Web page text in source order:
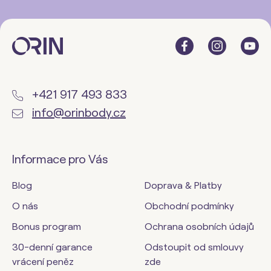
+421 917 493 833
info@orinbody.cz
Informace pro Vás
Blog
O nás
Bonus program
30-denní garance
vrácení peněz
Doprava & Platby
Obchodní podmínky
Ochrana osobních údajů
Odstoupit od smlouvy
zde